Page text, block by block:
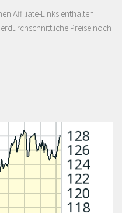
Affiliate-Links enthalten.
Preise noch